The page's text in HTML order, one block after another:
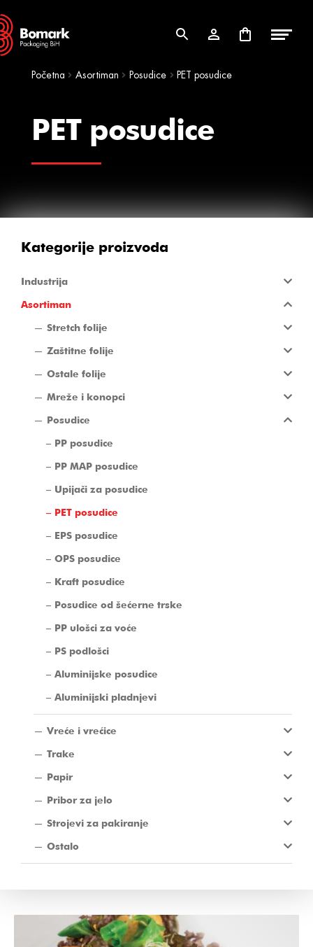
Skip
to
navigation
Skip
to
content
Početna Asortiman Posudice PET posudice
PET posudice
Kategorije proizvoda
Industrija
Asortiman
Stretch folije
Zaštitne folije
Ostale folije
Mreže i konopci
Posudice
PP posudice
PP MAP posudice
Upijači za posudice
PET posudice
EPS posudice
OPS posudice
Kraft posudice
Posudice od šećerne trske
PP ulošci za voće
PS podlošci
Aluminijske posudice
Aluminijski pladnjevi
Vreće i vrećice
Trake
Papir
Pribor za jelo
Strojevi za pakiranje
Ostalo